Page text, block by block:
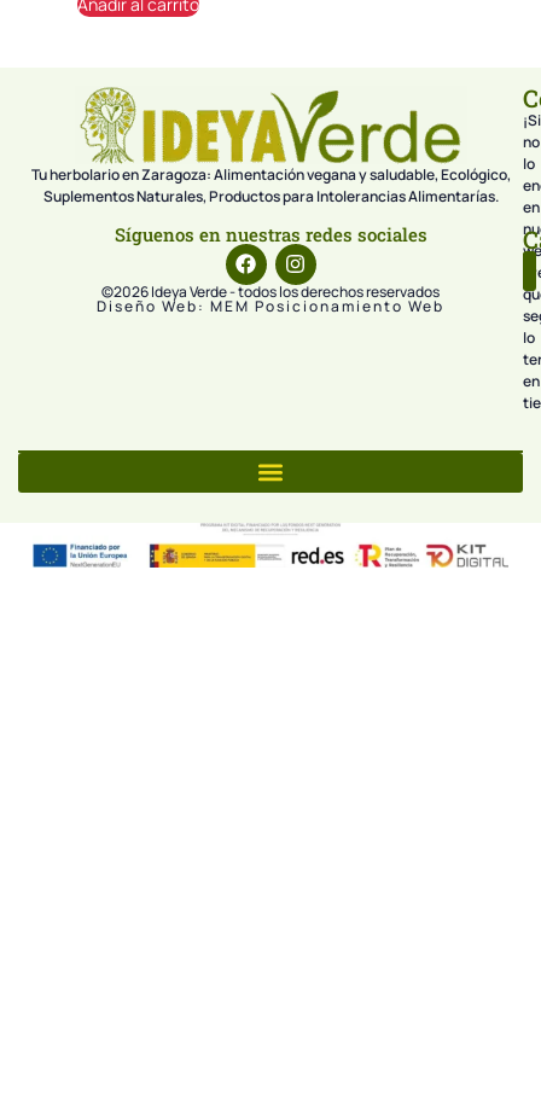
Añadir al carrito
Tu herbolario en Zaragoza: Alimentación vegana y saludable, Ecológico,
Suplementos Naturales, Productos para Intolerancias Alimentarías.
Síguenos en nuestras redes sociales
©2026 Ideya Verde - todos los derechos reservados
Diseño Web: MEM Posicionamiento Web
¡Si
no
lo
en
lo
en